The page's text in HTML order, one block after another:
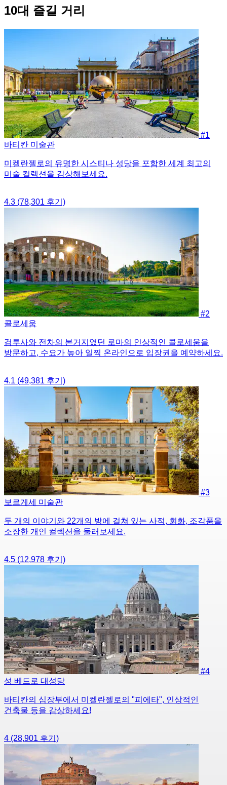
10대 즐길 거리
#1
바티칸 미술관
미켈란젤로의 유명한 시스티나 성당을 포함한 세계 최고의
미술 컬렉션을 감상해보세요.
4.3 (78,301 후기)
#2
콜로세움
검투사와 전차의 본거지였던 로마의 인상적인 콜로세움을
방문하고, 수요가 높아 일찍 온라인으로 입장권을 예약하세요.
4.1 (49,381 후기)
#3
보르게세 미술관
두 개의 이야기와 22개의 방에 걸쳐 있는 사적, 회화, 조각품을
소장한 개인 컬렉션을 둘러보세요.
4.5 (12,978 후기)
#4
성 베드로 대성당
바티칸의 심장부에서 미켈란젤로의 "피에타", 인상적인
건축물 등을 감상하세요!
4 (28,901 후기)